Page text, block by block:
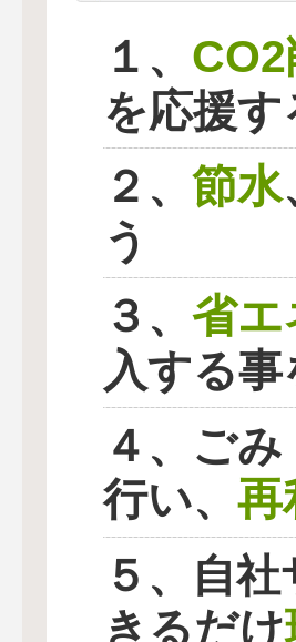
１、
を応援す
２、 節水
う
３、 省エ
入する
４、ご
行い、 再
５、自
きるだけ